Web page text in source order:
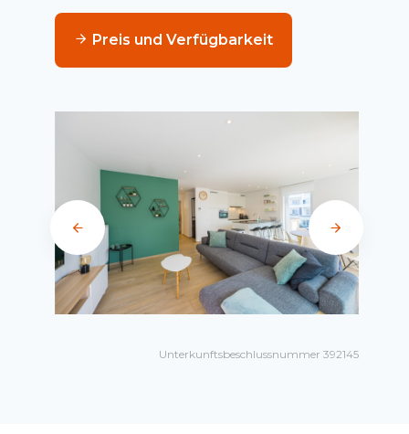
Preis und Verfügbarkeit
Unterkunftsbeschlussnummer 392145